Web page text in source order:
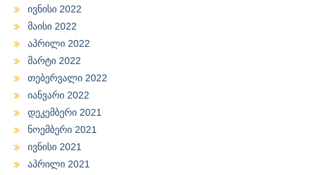
ივნისი 2022
მაისი 2022
აპრილი 2022
მარტი 2022
თებერვალი 2022
იანვარი 2022
დეკემბერი 2021
ნოემბერი 2021
ივნისი 2021
აპრილი 2021